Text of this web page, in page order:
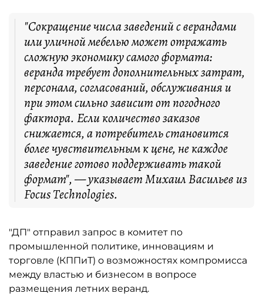
"Сокращение числа заведений с верандами
или уличной мебелью может отражать
сложную экономику самого формата:
веранда требует дополнительных затрат,
персонала, согласований, обслуживания и
при этом сильно зависит от погодного
фактора. Если количество заказов
снижается, а потребитель становится
более чувствительным к цене, не каждое
заведение готово поддерживать такой
формат", — указывает Михаил Васильев из
Focus Technologies.
"ДП" отправил запрос в комитет по
промышленной политике, инновациям и
торговле (КППиТ) о возможностях компромисса
между властью и бизнесом в вопросе
размещения летних веранд.